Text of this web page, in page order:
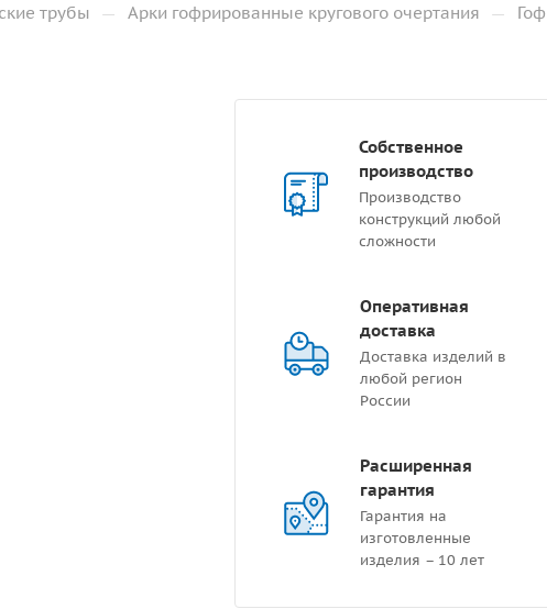
трубы — Арки гофрированные кругового очертания —
Собственное
производство
Производство
конструкций любой
сложности
Оперативная
доставка
Доставка изделий в
любой регион
России
Расширенная
гарантия
Гарантия на
изготовленные
изделия – 10 лет